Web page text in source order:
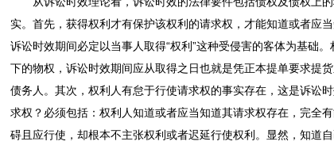
实。首先，获得权利才有保护该权利的请求权，才能知道或者应
诉讼时效期间必定以当事人取得“权利”这种受侵害的客体为基础
下的物权，诉讼时效期间应从取得之日也就是凭正本提单要求提
债务人。其次，权利人有怠于行使请求权的事实存在，这是诉讼
求权？必须包括：权利人知道或者应当知道其请求权存在，完全
碍且应行使，却根本不主张权利或者迟延行使权利。显然，知道